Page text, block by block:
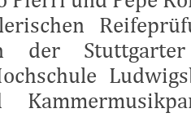
der